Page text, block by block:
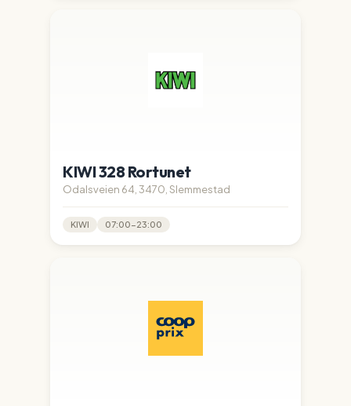
KIWI 328 Rortunet
Odalsveien 64, 3470, Slemmestad
KIWI 07:00-23:00